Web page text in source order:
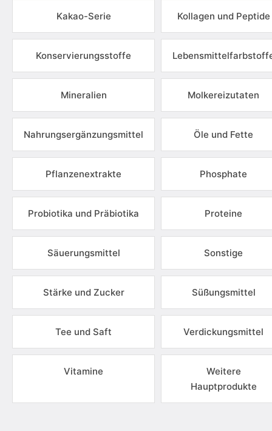
Kakao-Serie Kollagen und Peptide
Konservierungsstoffe
Mineralien Molkereizutaten
Nahrungsergänzungsmittel Öle und Fette
Pflanzenextrakte Phosphate
Probiotika und Präbiotika Proteine
Säuerungsmittel Sonstige
Stärke und Zucker Süßungsmittel
Tee und Saft Verdickungsmittel
Vitamine
Weitere
Hauptprodukte